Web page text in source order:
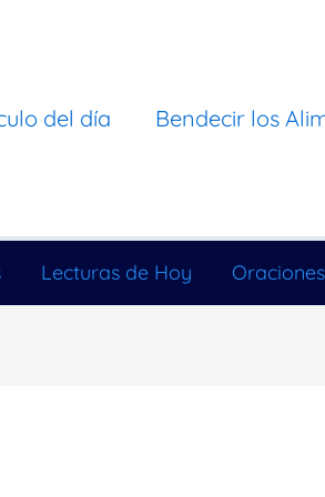
del día Bendecir los
Lecturas de Hoy